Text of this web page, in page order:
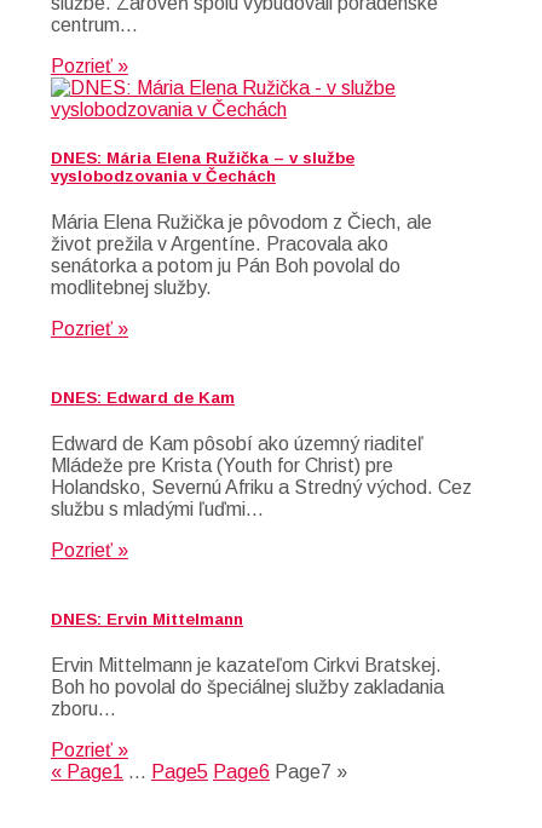
centrum…
Pozrieť »
DNES: Mária Elena Ružička – v službe
vyslobodzovania v Čechách
Mária Elena Ružička je pôvodom z Čiech, ale
život prežila v Argentíne. Pracovala ako
senátorka a potom ju Pán Boh povolal do
modlitebnej služby.
Pozrieť »
DNES: Edward de Kam
Edward de Kam pôsobí ako územný riaditeľ
Mládeže pre Krista (Youth for Christ) pre
Holandsko, Severnú Afriku a Stredný východ. Cez
službu s mladými ľuďmi…
Pozrieť »
DNES: Ervin Mittelmann
Ervin Mittelmann je kazateľom Cirkvi Bratskej.
Boh ho povolal do špeciálnej služby zakladania
zboru…
Pozrieť »
« Page1 … Page5 Page6 Page7 »